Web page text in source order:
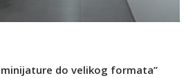
minijature do velikog formata”